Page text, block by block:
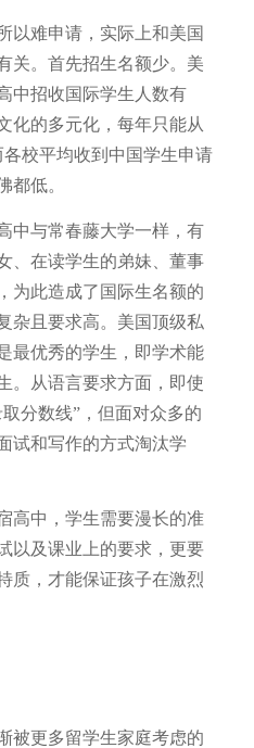
以难申请，实际上和美国
关。首先招生名额少。美
中招收国际学生人数有
化的多元化，每年只能从
校平均收到中国学生申请
都低。
中与常春藤大学一样，有
、在读学生的弟妹、董事
为此造成了国际生名额的
杂且要求高。美国顶级私
最优秀的学生，即学术能
。从语言要求方面，即使
分数线”，但面对众多的
试和写作的方式淘汰学
高中，学生需要漫长的准
以及课业上的要求，更要
质，才能保证孩子在激烈
被更多留学生家庭考虑的